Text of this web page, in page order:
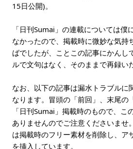
15日公開)。
「日刊Sumai」の連載については僕
なかったので、掲載時に微妙な気持
ばでしたが、ことこの記事にかんし
ルで文句はなく、そのままで再録い
なお、以下の記事は漏水トラブルに
なります。冒頭の「前回」、末尾の
「日刊Sumai」掲載時のもので、こ
ありませんのでご注意くださいませ
は掲載時のフリー素材を削除し、ア
を挿入しています。